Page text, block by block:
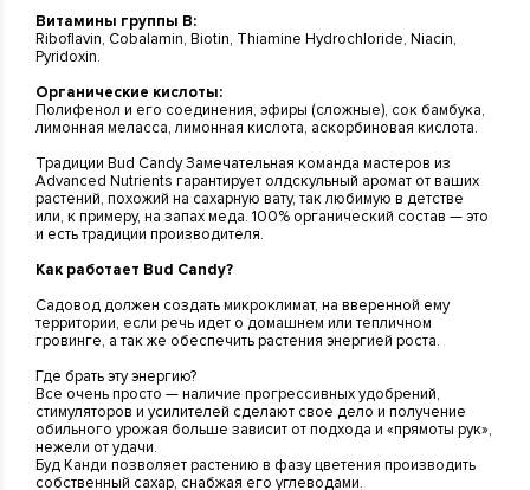
Витамины группы B:
Riboflavin, Cobalamin, Biotin, Thiamine Hydrochloride, Niacin,
Pyridoxin.
Органические кислоты:
Полифенол и его соединения, эфиры (сложные), сок бамбука,
лимонная меласса, лимонная кислота, аскорбиновая кислота.
Традиции Bud Candy Замечательная команда мастеров из
Advanced Nutrients гарантирует олдскульный аромат от ваших
растений, похожий на сахарную вату, так любимую в детстве
или, к примеру, на запах меда. 100% органический состав — это
и есть традиции производителя.
Как работает Bud Candy?
Садовод должен создать микроклимат, на вверенной ему
территории, если речь идет о домашнем или тепличном
гровинге, а так же обеспечить растения энергией роста.
Где брать эту энергию?
Все очень просто — наличие прогрессивных удобрений,
стимуляторов и усилителей сделают свое дело и получение
обильного урожая больше зависит от подхода и «прямоты рук»,
нежели от удачи.
Буд Канди позволяет растению в фазу цветения производить
собственный сахар, снабжая его углеводами.